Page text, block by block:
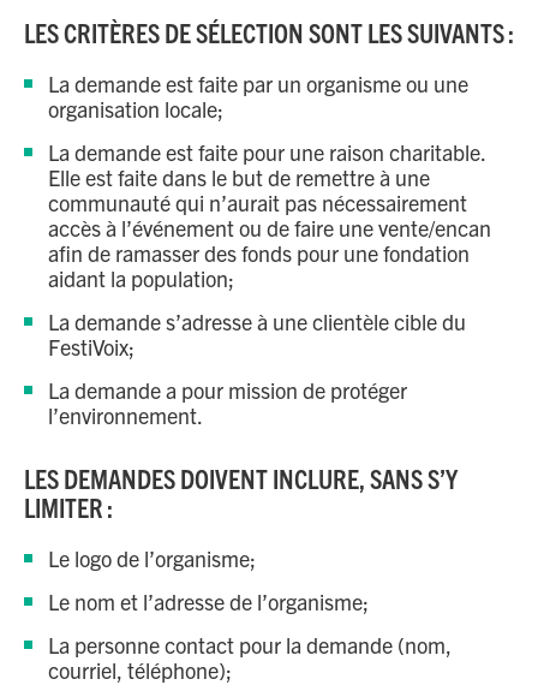
LES CRITÈRES DE SÉLECTION SONT LES SUIVANTS :
La demande est faite par un organisme ou une
organisation locale;
La demande est faite pour une raison charitable.
Elle est faite dans le but de remettre à une
communauté qui n’aurait pas nécessairement
accès à l’événement ou de faire une vente/encan
afin de ramasser des fonds pour une fondation
aidant la population;
La demande s’adresse à une clientèle cible du
FestiVoix;
La demande a pour mission de protéger
l’environnement.
LES DEMANDES DOIVENT INCLURE, SANS S’Y
LIMITER :
Le logo de l’organisme;
Le nom et l’adresse de l’organisme;
La personne contact pour la demande (nom,
courriel, téléphone);